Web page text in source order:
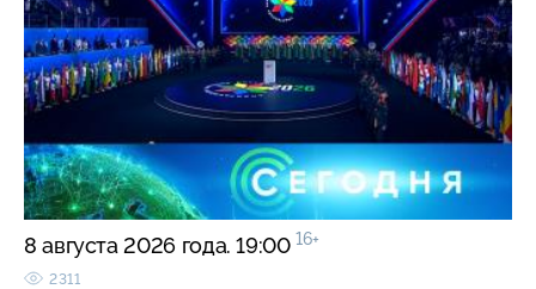
8 августа 2026 года. 19:00 16+
2311